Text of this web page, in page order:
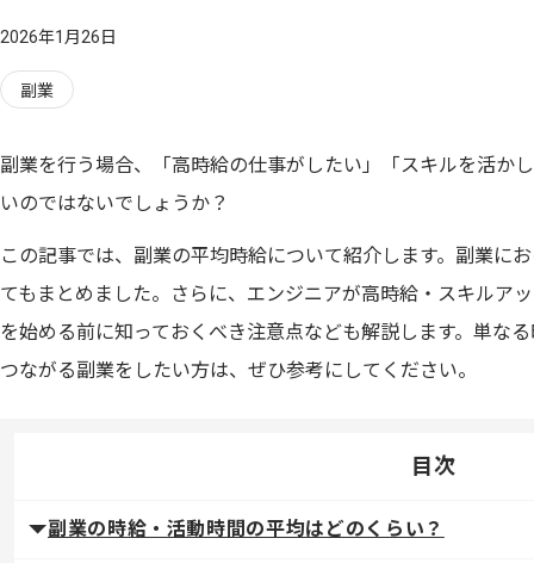
2026年1月26日
副業
副業を行う場合、「高時給の仕事がしたい」「スキルを活か
いのではないでしょうか？
この記事では、副業の平均時給について紹介します。副業に
てもまとめました。さらに、エンジニアが高時給・スキルア
を始める前に知っておくべき注意点なども解説します。単な
つながる副業をしたい方は、ぜひ参考にしてください。
目次
副業の時給・活動時間の平均はどのくらい？